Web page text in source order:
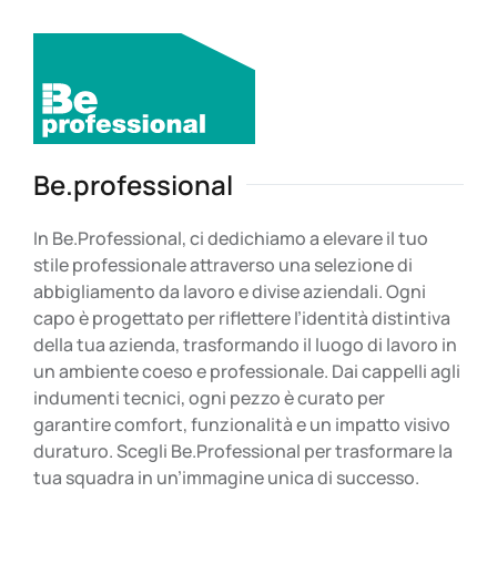
Be.professional
In Be.Professional, ci dedichiamo a elevare il tuo
stile professionale attraverso una selezione di
abbigliamento da lavoro e divise aziendali. Ogni
capo è progettato per riflettere l’identità distintiva
della tua azienda, trasformando il luogo di lavoro in
un ambiente coeso e professionale. Dai cappelli agli
indumenti tecnici, ogni pezzo è curato per
garantire comfort, funzionalità e un impatto visivo
duraturo. Scegli Be.Professional per trasformare la
tua squadra in un’immagine unica di successo.